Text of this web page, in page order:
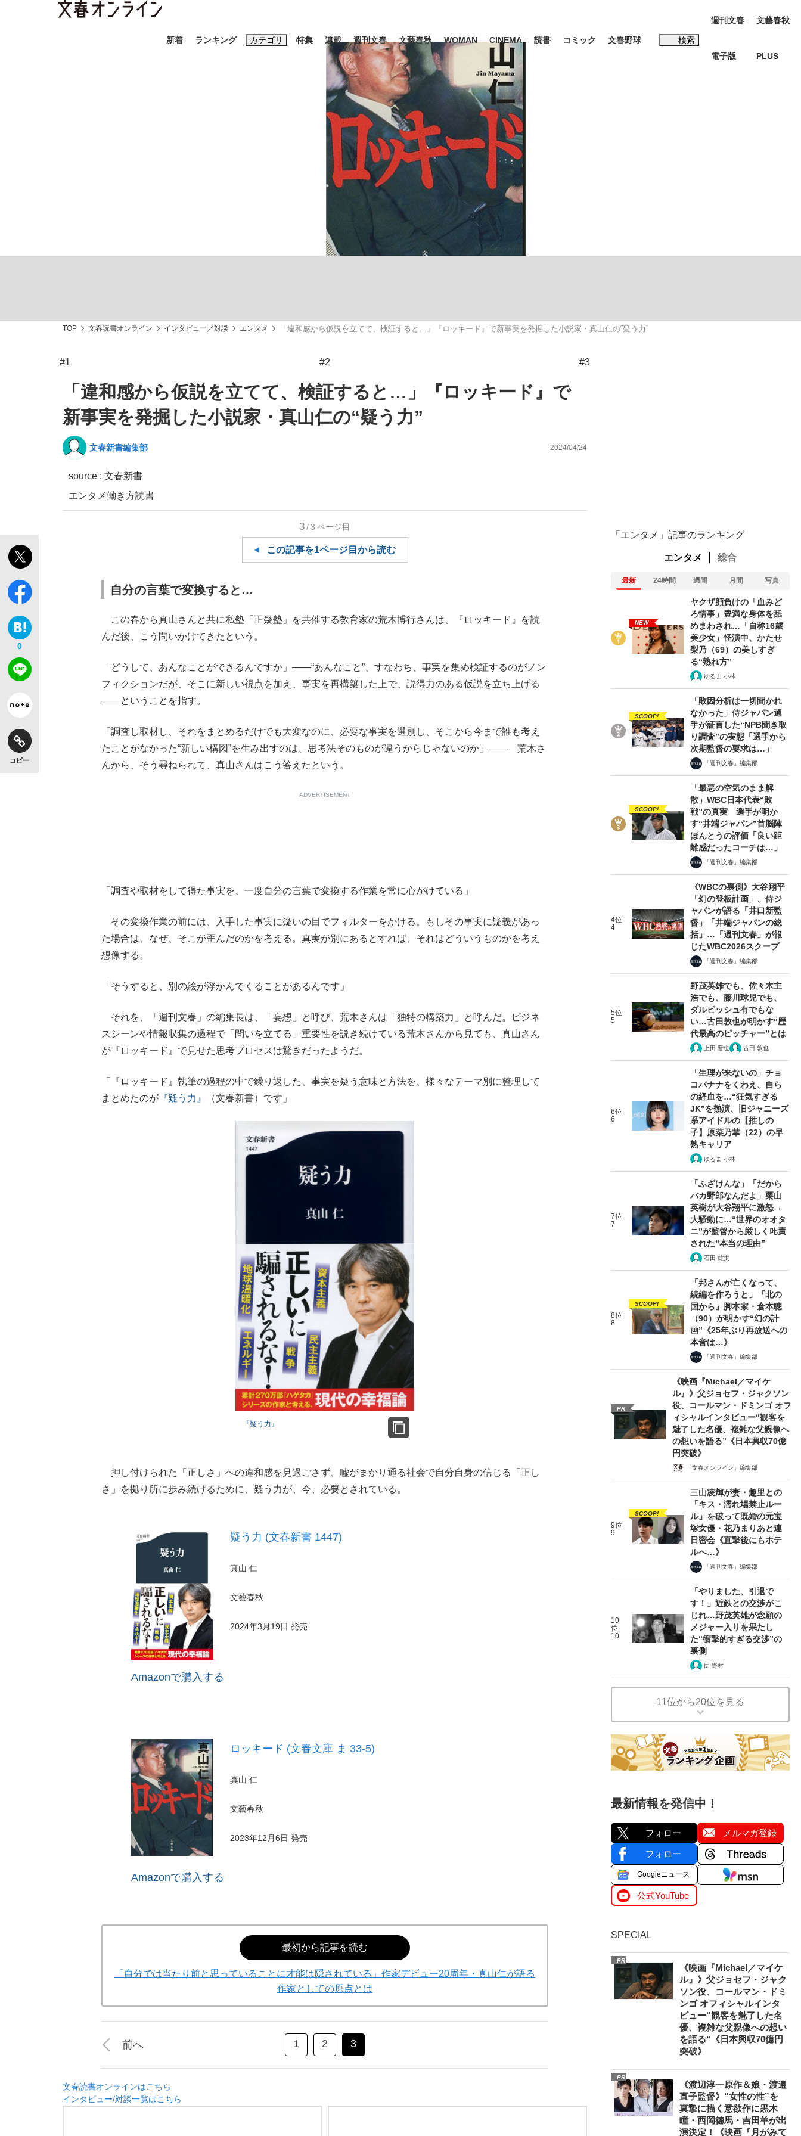
新着 ランキング カテゴリ
エンタメ ライフ ビジネス
「最悪の空気のまま解散」WBC日本代表“敗戦”の真実 選手が明かす...
もっと見る
特集
観る将棋、読む将棋
連載 週刊文春 文藝春秋 WOMAN CINEMA 読書 コミック 文春野球 検索
キーワード入力
おすすめのキーワードタグ一覧
#高市早苗 #後藤真希 #森岡毅 #城彰二 #内田有紀
週刊文春
電子版
文藝春秋
PLUS
TOP 文春読書オンライン インタビュー／対談 エンタメ 「違和感から仮説を立てて、検証すると…」『ロッキード』で新事実を発掘した小説家・真山仁の“疑う力”
#1 #2 #3
「違和感から仮説を立てて、検証すると…」『ロッキード』で
新事実を発掘した小説家・真山仁の“疑う力”
文春新書編集部 2024/04/24
source : 文春新書
エンタメ働き方読書
0
コピー
3/3 ページ目
この記事を1ページ目から読む
自分の言葉で変換すると…
この春から真山さんと共に私塾「正疑塾」を共催する教育家の荒木博行さんは、『ロッキード』を読
んだ後、こう問いかけてきたという。
「どうして、あんなことができるんですか」――“あんなこと”、すなわち、事実を集め検証するのがノン
フィクションだが、そこに新しい視点を加え、事実を再構築した上で、説得力のある仮説を立ち上げる
――ということを指す。
「調査し取材し、それをまとめるだけでも大変なのに、必要な事実を選別し、そこから今まで誰も考え
たことがなかった“新しい構図”を生み出すのは、思考法そのものが違うからじゃないのか」―― 荒木さ
んから、そう尋ねられて、真山さんはこう答えたという。
ADVERTISEMENT
「調査や取材をして得た事実を、一度自分の言葉で変換する作業を常に心がけている」
その変換作業の前には、入手した事実に疑いの目でフィルターをかける。もしその事実に疑義があっ
た場合は、なぜ、そこが歪んだのかを考える。真実が別にあるとすれば、それはどういうものかを考え
想像する。
「そうすると、別の絵が浮かんでくることがあるんです」
それを、「週刊文春」の編集長は、「妄想」と呼び、荒木さんは「独特の構築力」と呼んだ。ビジネ
スシーンや情報収集の過程で「問いを立てる」重要性を説き続けている荒木さんから見ても、真山さん
が『ロッキード』で見せた思考プロセスは驚きだったようだ。
「『ロッキード』執筆の過程の中で繰り返した、事実を疑う意味と方法を、様々なテーマ別に整理して
まとめたのが 『疑う力』 （文春新書）です」
『疑う力』
押し付けられた「正しさ」への違和感を見過ごさず、嘘がまかり通る社会で自分自身の信じる「正し
さ」を拠り所に歩み続けるために、疑う力が、今、必要とされている。
疑う力 (文春新書 1447)
真山 仁
文藝春秋
2024年3月19日 発売
Amazonで購入する
ロッキード (文春文庫 ま 33-5)
真山 仁
文藝春秋
2023年12月6日 発売
Amazonで購入する
最初から記事を読む
「自分では当たり前と思っていることに才能は隠されている」作家デビュー20周年・真山仁が語る
作家としての原点とは
前へ 1 2 3
文春読書オンラインはこちら
インタビュー/対談一覧はこちら
「エンタメ」記事のランキング
エンタメ 総合
最新 24時間 週間 月間 写真
NEW
ヤクザ顔負けの「血みど
ろ情事」豊満な身体を舐
めまわされ…「自称16歳
美少女」怪演中、かたせ
梨乃（69）の美しすぎ
る“熟れ方”
ゆるま 小林
SCOOP!
「敗因分析は一切聞かれ
なかった」侍ジャパン選
手が証言した“NPB聞き取
り調査”の実態「選手から
次期監督の要求は…」
「週刊文春」編集部
SCOOP!
「最悪の空気のまま解
散」WBC日本代表“敗
戦”の真実 選手が明か
す“井端ジャパン”首脳陣
ほんとうの評価「良い距
離感だったコーチは…」
「週刊文春」編集部
4位
4
《WBCの裏側》大谷翔平
「幻の登板計画」、侍ジ
ャパンが語る「井口新監
督」「井端ジャパンの総
括」…「週刊文春」が報
じたWBC2026スクープ
「週刊文春」編集部
5位
5
野茂英雄でも、佐々木主
浩でも、藤川球児でも、
ダルビッシュ有でもな
い…古田敦也が明かす“歴
代最高のピッチャー”とは
上田 晋也 古田 敦也
6位
6
「生理が来ないの」チョ
コバナナをくわえ、自ら
の経血を…“狂気すぎる
JK”を熱演、旧ジャニーズ
系アイドルの【推しの
子】原菜乃華（22）の早
熟キャリア
ゆるま 小林
7位
7
「ふざけんな」「だから
バカ野郎なんだよ」栗山
英樹が大谷翔平に激怒→
大騒動に…“世界のオオタ
ニ”が監督から厳しく𠮟責
された“本当の理由”
石田 雄太
8位
8
SCOOP!
「邦さんが亡くなって、
続編を作ろうと」『北の
国から』脚本家・倉本聰
（90）が明かす“幻の計
画”《25年ぶり再放送への
本音は…》
「週刊文春」編集部
PR
《映画『Michael／マイケ
ル』》父ジョセフ・ジャクソン
役、コールマン・ドミンゴ オフ
ィシャルインタビュー“観客を
魅了した名優、複雑な父親像へ
の想いを語る”《日本興収70億
円突破》
「文春オンライン」編集部
9位
9
SCOOP!
三山凌輝が妻・趣里との
「キス・濡れ場禁止ルー
ル」を破って既婚の元宝
塚女優・花乃まりあと連
日密会《直撃後にもホテ
ルへ…》
「週刊文春」編集部
10
位
10
「やりました、引退で
す！」近鉄との交渉がこ
じれ…野茂英雄が念願の
メジャー入りを果たし
た“衝撃的すぎる交渉”の
裏側
団 野村
11位から20位を見る
最新情報を発信中！
フォロー メルマガ登録
フォロー
Googleニュース
公式YouTube
SPECIAL
PR
《映画『Michael／マイケ
ル』》父ジョセフ・ジャク
ソン役、コールマン・ドミ
ンゴ オフィシャルインタ
ビュー“観客を魅了した名
優、複雑な父親像への想い
を語る”《日本興収70億円
突破》
PR
《渡辺淳一原作＆娘・渡邉
直子監督》“女性の性”を
真摯に描く意欲作に黒木
瞳・西岡德馬・吉田羊が出
演決定！《映画『月がみて